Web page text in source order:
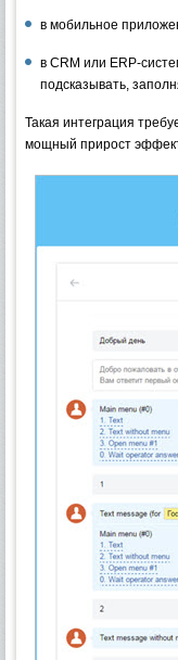
в мобильное
в CRM или ERP-
подсказывать,
Такая интеграция
мощный прирост